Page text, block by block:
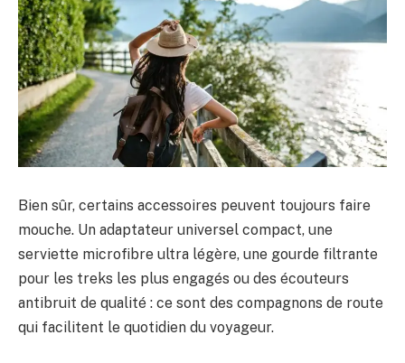
Bien sûr, certains accessoires peuvent toujours faire
mouche. Un adaptateur universel compact, une
serviette microfibre ultra légère, une gourde filtrante
pour les treks les plus engagés ou des écouteurs
antibruit de qualité : ce sont des compagnons de route
qui facilitent le quotidien du voyageur.